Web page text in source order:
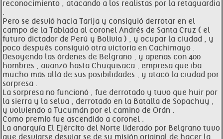
reconocimiento , atacando a los realistas por la retaguardia
.
Pero se desvió hacia Tarija y consiguió derrotar en el
campo de la Tablada al coronel Andrés de Santa Cruz ( el
futuro dictador de Perú y Bolivia ) , y ocupar la ciudad , y
poco después consiguió otra victoria en Cachimayo .
Desoyendo las órdenes de Belgrano , y apenas con 400
hombres , avanzó hasta Chuquisaca , empresa que iba
mucho más allá de sus posibilidades , y atacó la ciudad por
sorpresa .
La sorpresa no funcionó , fue derrotado y tuvo que huir por
la sierra y la selva , derrotado en la Batalla de Sopachuy ,
y volviendo a Tucumán por el camino de Orán .
Como premio fue ascendido a coronel .
La anarquía El Ejército del Norte liderado por Belgrano tuvo
que desviarse desviar se de su misión original de hacer la